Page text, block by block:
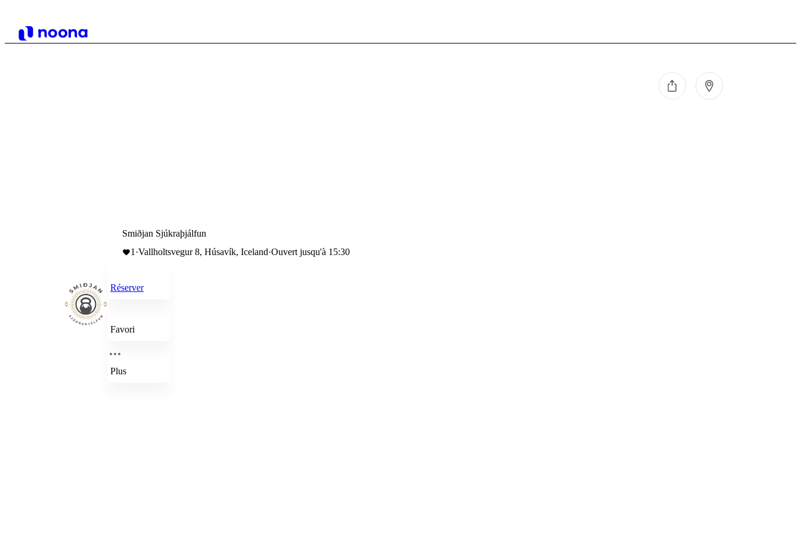
Smiðjan Sjúkraþjálfun
1 ·Vallholtsvegur 8, Húsavík, Iceland·Ouvert jusqu'à 15:30
Réserver
Favori
Plus